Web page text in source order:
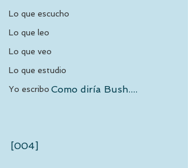
Lo que escucho
Lo que leo
Lo que veo
Lo que estudio
Yo escribo Como diría Bush....
[004]